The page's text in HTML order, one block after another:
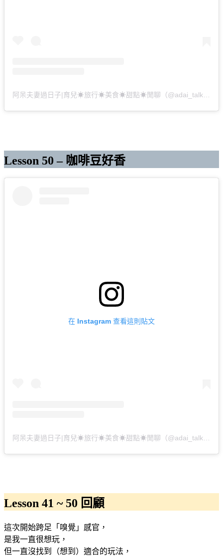
阿呆夫妻過日子|育兒☀︎旅行☀︎美食☀︎甜點☀︎閒聊（@adai_talk）分享的貼文
Lesson 50 – 咖啡豆好香
在 Instagram 查看這則貼文
Lesson 41 ~ 50 回顧
這次開始跨足「嗅覺」感官，
是我一直很想玩，
但一直沒找到（想到）適合的玩法，